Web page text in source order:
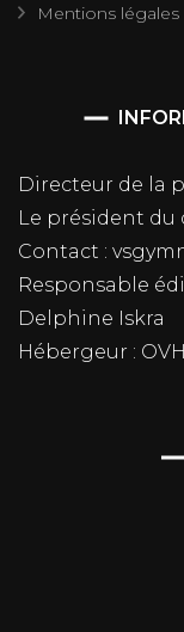
Mentions légales
Directeur de la
Le président du
Contact :
Responsable
Delphine Iskra
Hébergeur : OVH